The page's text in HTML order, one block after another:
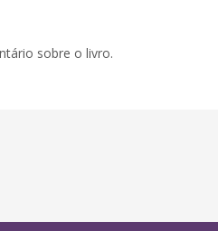
sobre o livro.